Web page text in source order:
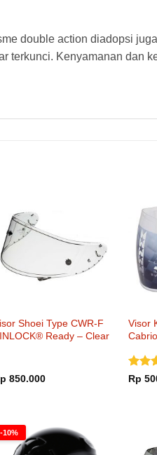
double action diadopsi
terkunci. Kenyamanan dan
Shoei Type CWR-F
Ready – Clear
850.000
Visor
Rp
-10%